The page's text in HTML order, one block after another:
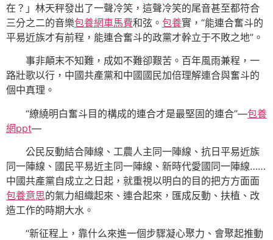
在？」林天秤發出了一聲冷笑，這聲冷笑的尾音甚至都符合
三分之二的音樂包養網車馬費和弦。 包養實，“能連合奮斗的
平易近族才有前程，能連合奮斗的政黨才幹立于不敗之地”。
事非顛末不知難，成如不難卻艱苦。百年風雨兼程，一
路壯歌以行，中國共產黨和中國國民加倍理解連合與奮斗的
個中真理。
“繚繞明白奮斗目的構成的連合才是最堅固的連合”—包養
網ppt—
公民反動結合陣線、工農人主同一陣線、抗日平易近族
同一陣線、國民平易近主同一陣線、新時代愛國同一陣線……
中國共產黨自成立之日起，就重視以明白的目的把方方面面
包養意思的氣力組織起來、連合起來，匯成反動、扶植、改
造工作的時期大水。
“新征程上，靠什么來進一個步驟凝心聚力、會聚起推動